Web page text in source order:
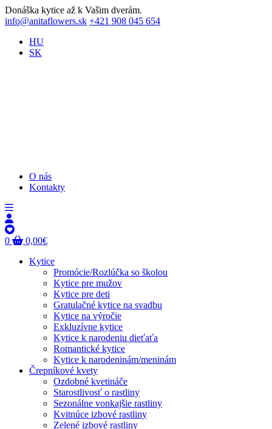
Donáška kytice až k Vašim dverám.
info@anitaflowers.sk +421 908 045 654
HU
SK
O nás
Kontakty
0 0,00€
Kytice
Promócie/Rozlúčka so školou
Kytice pre mužov
Kytice pre deti
Gratulačné kytice na svadbu
Kytice na výročie
Exkluzívne kytice
Kytice k narodeniu dieťaťa
Romantické kytice
Kytice k narodeninám/meninám
Črepníkové kvety
Ozdobné kvetináče
Starostlivosť o rastliny
Sezonálne vonkajšie rastliny
Kvitnúce izbové rastliny
Zelené izbové rastliny